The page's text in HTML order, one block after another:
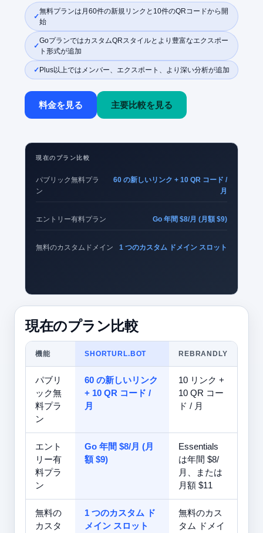
無料プランは月60件の新規リンクと10件のQRコードから開
始
GoプランではカスタムQRスタイルとより豊富なエクスポー
ト形式が追加
Plus以上ではメンバー、エクスポート、より深い分析が追加
料金を見る 主要比較を見る
現在のプラン比較
パブリック無料プラ
ン
60 の新しいリンク + 10 QR コード /
月
エントリー有料プラン Go 年間 $8/月 (月額 $9)
無料のカスタムドメイン 1 つのカスタム ドメイン スロット
現在のプラン比較
機能 SHORTURL.BOT REBRANDLY
パブリ
ック無
料プラ
ン
60 の新しいリンク
+ 10 QR コード /
月
10 リンク +
10 QR コー
ド / 月
エント
リー有
料プラ
ン
Go 年間 $8/月 (月
額 $9)
Essentials
は年間 $8/
月、または
月額 $11
無料の
カスタ
1 つのカスタム ド
メイン スロット
無料のカス
タム ドメイ